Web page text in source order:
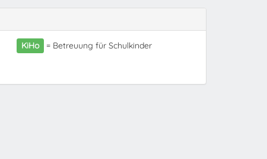
KiHo
= Betreuung für Schulkinder